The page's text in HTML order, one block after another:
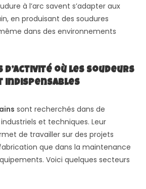
à l’arc savent s’adapter aux
en produisant des soudures
dans des environnements
d’activité où les soudeurs
indispensables
sont recherchés dans de
et techniques. Leur
de travailler sur des projets
que dans la maintenance
Voici quelques secteurs